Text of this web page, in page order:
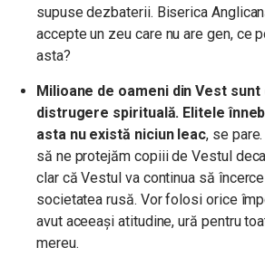
supuse dezbaterii. Biserica
accepte un zeu care nu are gen, ce
asta?
Milioane de oameni din Vest
distrugere spirituală. Elitele
asta nu există niciun leac, se
să ne protejăm copiii de Vestul
clar că Vestul va continua să
societatea rusă. Vor folosi orice
avut aceeași atitudine, ură pentru
mereu.